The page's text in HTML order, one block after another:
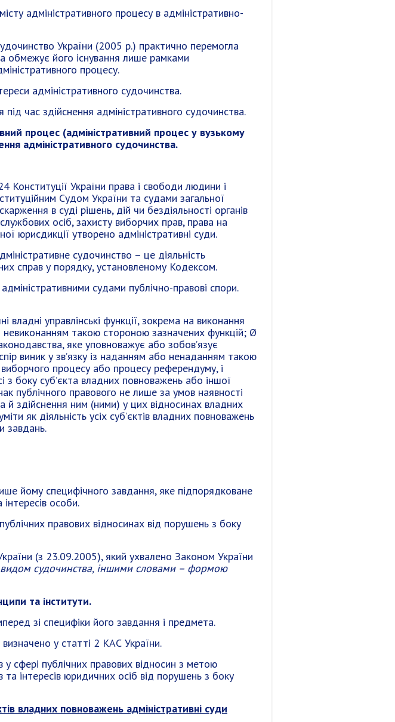
адміністративного процесу в адміністративно-
України (2005 р.) практично перемогла
обмежує його існування лише рамками
процесу.
адміністративного судочинства.
час здійснення адміністративного судочинства.
процес (адміністративний процес у вузькому
адміністративного судочинства.
Конституції України права і свободи людини і
Судом України та судами загальної
в суді рішень, дій чи бездіяльності органів
осіб, захисту виборчих прав, права на
юрисдикції утворено адміністративні суди.
судочинство – це діяльність
справ у порядку, установленому Кодексом.
судами публічно-правові спори.
управлінські функції, зокрема на виконання
невиконанням такою стороною зазначених функцій; Ø
яке уповноважує або зобов’язує
виник у зв’язку із наданням або ненаданням такою
процесу або процесу референдуму, і
з боку суб’єкта владних повноважень або іншої
публічного правового не лише за умов наявності
й здійснення ним (ними) у цих відносинах владних
як діяльність усіх суб’єктів владних повноважень
завдань.
йому специфічного завдання, яке підпорядковане
особи.
правових відносинах від порушень з боку
(з 23.09.2005), який ухвалено Законом України
видом судочинства, іншими словами – формою
та інститути.
зі специфіки його завдання і предмета.
у статті 2 КАС України.
сфері публічних правових відносин з метою
інтересів юридичних осіб від порушень з боку
владних повноважень адміністративні суди